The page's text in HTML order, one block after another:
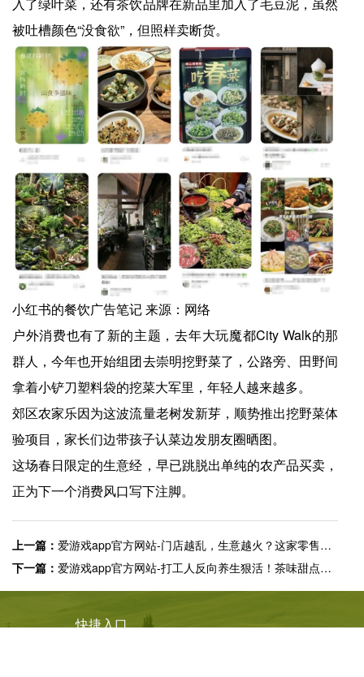
被吐槽颜色“没食欲”，但照样卖断货。
小红书的餐饮广告笔记 来源：网络
户外消费也有了新的主题，去年大玩魔都City Walk的那
群人，今年也开始组团去崇明挖野菜了，公路旁、田野间
拿着小铲刀塑料袋的挖菜大军里，年轻人越来越多。
郊区农家乐因为这波流量老树发新芽，顺势推出挖野菜体
验项目，家长们边带孩子认菜边发朋友圈晒图。
这场春日限定的生意经，早已跳脱出单纯的农产品买卖，
正为下一个消费风口写下注脚。
上一篇： 爱游戏app官方网站-门店越乱，生意越火？这家零售商靠“野路子”撑起35年增长神话！
下一篇： 爱游戏app官方网站-打工人反向养生狠活！茶味甜点成「多巴胺刺客」
快捷入口